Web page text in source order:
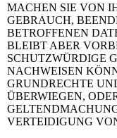
MACHEN SIE VON
GEBRAUCH,
BETROFFENEN
BLEIBT ABER
SCHUTZWÜRDIGE
NACHWEISEN
GRUNDRECHTE
ÜBERWIEGEN,
VERTEIDIGUNG